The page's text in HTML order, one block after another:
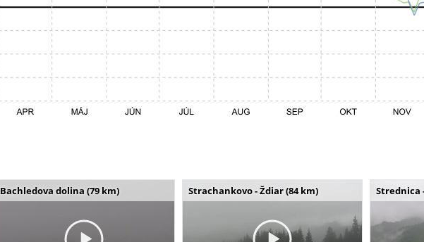
Bachledova dolina (79 km) Strachankovo - Ždiar (84 km) Strednica